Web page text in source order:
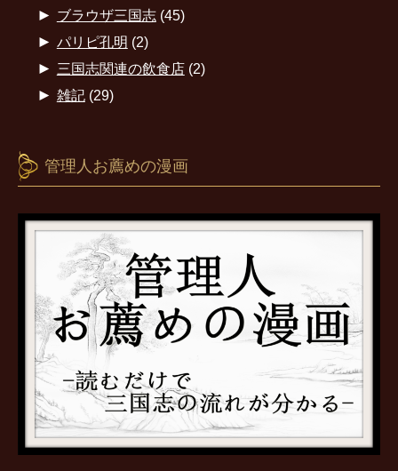
► ブラウザ三国志(45)
► パリピ孔明 (2)
► 三国志関連の飲食店(2)
► 雑記(29)
管理人お薦めの漫画